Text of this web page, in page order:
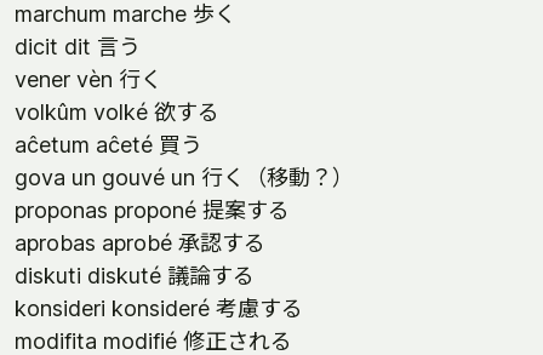
marchum marche 歩く
dicit dit 言う
vener vèn 行く
volkûm volké 欲する
aĉetum aĉeté 買う
gova un gouvé un 行く（移動？）
proponas proponé 提案する
aprobas aprobé 承認する
diskuti diskuté 議論する
konsideri konsideré 考慮する
modifita modifié 修正される